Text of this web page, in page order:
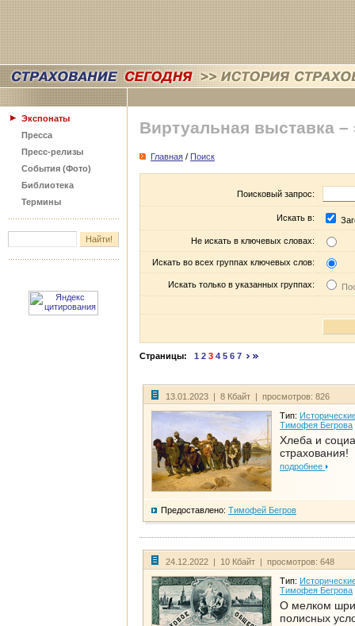
Экспонаты
Пресса
Пресс-релизы
События (Фото)
Библиотека
Термины
Виртуальная выставка –
Главная / Поиск
Поисковый запрос:
Искать в:
Не искать в ключевых словах:
Искать во всех группах ключевых слов:
Искать только в указанных группах:
Страницы: 1 2 3 4 5 6 7
13.01.2023 | 8 Кбайт | просмотров: 826
Тип:
Тимофея Бегрова
Хлеба и
страхования!
подробнее
Предоставлено: Тимофей Бегров
24.12.2022 | 10 Кбайт | просмотров: 648
Тип:
Тимофея Бегрова
О мелком
полисных